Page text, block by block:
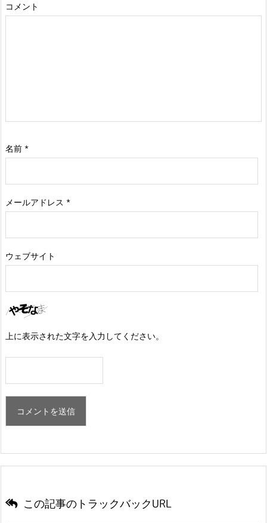
コメント
名前 *
メールアドレス *
ウェブサイト
上に表示された文字を入力してください。
この記事のトラックバックURL